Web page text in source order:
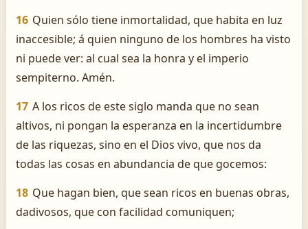
16 Quien sólo tiene inmortalidad, que habita en luz
inaccesible; á quien ninguno de los hombres ha visto
ni puede ver: al cual sea la honra y el imperio
sempiterno. Amén.
17 A los ricos de este siglo manda que no sean
altivos, ni pongan la esperanza en la incertidumbre
de las riquezas, sino en el Dios vivo, que nos da
todas las cosas en abundancia de que gocemos:
18 Que hagan bien, que sean ricos en buenas obras,
dadivosos, que con facilidad comuniquen;